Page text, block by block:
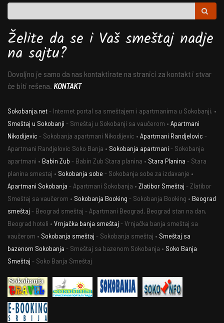
Želite da se i Vaš smeštaj nadje
na sajtu?
Dovoljno je samo da nas kontaktirate na stranici za kontakt i stvar
će biti rešena. KONTAKT
Sokobanja.net- Internet portal sa smeštajem i apartmanima u Sokobanji. •
Smeštaj u Sokobanji - Smeštaj u Sokobanji sa vaučerom • Apartmani
Nikodijevic - Sokobanja apartmani Nikodijevic • Apartmani Randjelovic -
Apartmani Randjelovic Soko Banja • Sokobanja apartmani - Sokobanja
apartmani • Babin Zub - Babin Zub Stara planina • Stara Planina - Stara
planina smestaj • Sokobanja sobe - Sokobanja sobe za izdavanje •
Apartmani Sokobanja - Apartmani Sokobanja • Zlatibor Smeštaj - Zlatibor
Smeštaj sa vaučerom • Sokobanja Booking - Sokobanja Booking • Beograd
smeštaj - Beograd smeštaj - Apartmani Beograd, Beograd stan na dan,
Beograd hoteli • Vrnjačka banja smeštaj - Vrnjačka banja smeštaj sa
vaučerom • Sokobanja smeštaj - Sokobanja smeštaj • Smeštaj sa
bazenom Sokobanja - Smeštaj sa bazenom Sokobanja • Soko Banja
Smeštaj - Soko Banja Smeštaj